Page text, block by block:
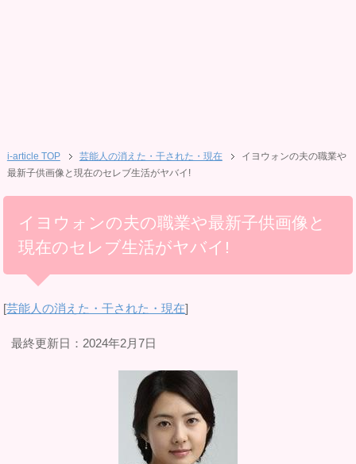
i-article TOP 芸能人の消えた・干された・現在
イヨウォンの夫の職業や
最新子供画像と現在のセレブ生活がヤバイ!
イヨウォンの夫の職業や最新子供画像と
現在のセレブ生活がヤバイ!
[芸能人の消えた・干された・現在]
最終更新日：2024年2月7日